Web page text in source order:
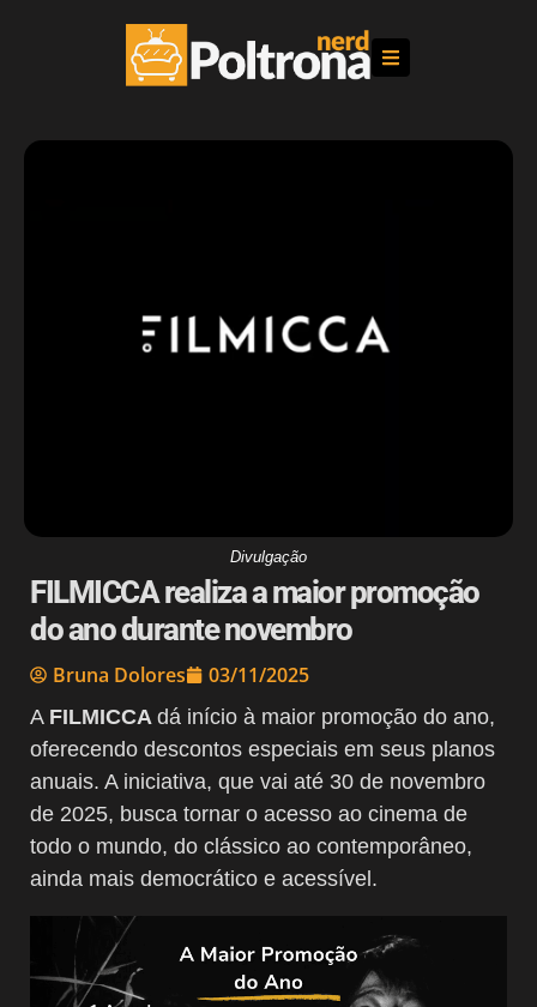
Divulgação
FILMICCA realiza a maior promoção
do ano durante novembro
Bruna Dolores 03/11/2025
A FILMICCA dá início à maior promoção do ano,
oferecendo descontos especiais em seus planos
anuais. A iniciativa, que vai até 30 de novembro
de 2025, busca tornar o acesso ao cinema de
todo o mundo, do clássico ao contemporâneo,
ainda mais democrático e acessível.